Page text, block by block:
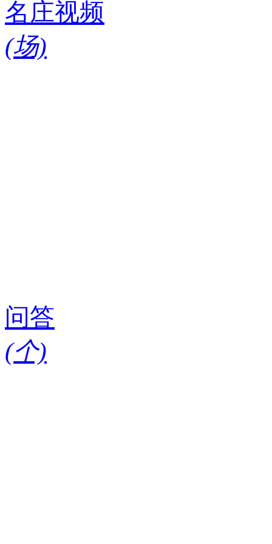
名庄视频
(场)
问答
(个)